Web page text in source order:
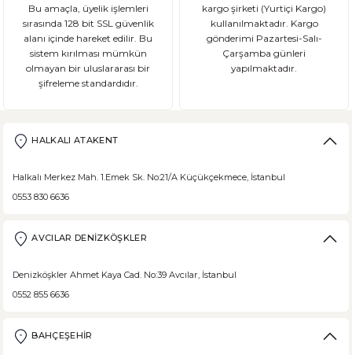
Bu amaçla, üyelik işlemleri
sırasında 128 bit SSL güvenlik
alanı içinde hareket edilir. Bu
sistem kırılması mümkün
olmayan bir uluslararası bir
şifreleme standardıdır.
kargo şirketi (Yurtiçi Kargo)
kullanılmaktadır. Kargo
gönderimi Pazartesi-Salı-
Çarşamba günleri
yapılmaktadır.
HALKALI ATAKENT
Halkalı Merkez Mah. 1.Emek Sk. No:21/A Küçükçekmece, İstanbul
0553 830 6636
AVCILAR DENİZKÖŞKLER
Denizköşkler Ahmet Kaya Cad. No:39 Avcılar, İstanbul
0552 855 6636
BAHÇEŞEHİR